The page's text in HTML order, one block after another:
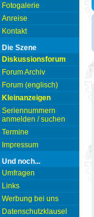
Fotogalerie
Anreise
Kontakt
Die Szene
Diskussionsforum
Forum Archiv
Forum (englisch)
Kleinanzeigen
Seriennummern
anmelden / suchen
Termine
Impressum
Und noch...
Umfragen
Links
Werbung bei uns
Datenschutzklausel